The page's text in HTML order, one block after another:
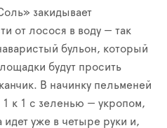
закидывает
от лосося в воду — так
бульон, который
будут просить
В начинку пельменей
к 1 с зеленью — укропом,
уже в четыре руки и,